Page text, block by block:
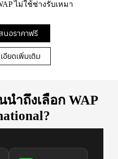
ไม่ใช้ช่างรับเหมา
นอราคาฟรี
อียดเพิ่มเติม
ำถึงเลือก WAP